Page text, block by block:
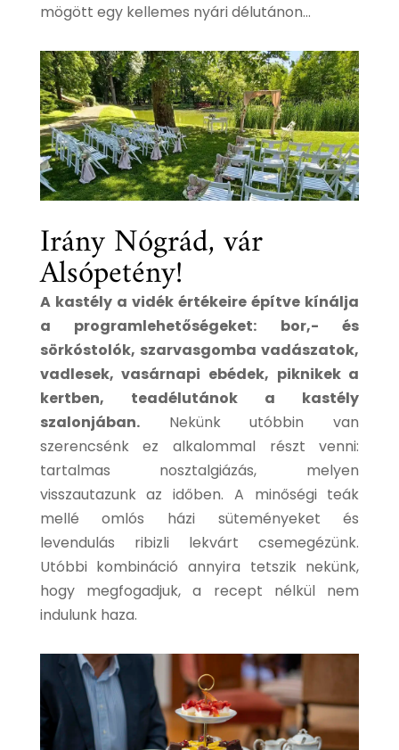
mögött egy kellemes nyári délutánon…
Irány Nógrád, vár
Alsópetény!
A kastély a vidék értékeire építve kínálja
a programlehetőségeket: bor,- és
sörkóstolók, szarvasgomba vadászatok,
vadlesek, vasárnapi ebédek, piknikek a
kertben, teadélutánok a kastély
szalonjában.Nekünk utóbbin van
szerencsénk ez alkalommal részt venni:
tartalmas nosztalgiázás, melyen
visszautazunk az időben. A minőségi teák
mellé omlós házi süteményeket és
levendulás ribizli lekvárt csemegézünk.
Utóbbi kombináció annyira tetszik nekünk,
hogy megfogadjuk, a recept nélkül nem
indulunk haza.